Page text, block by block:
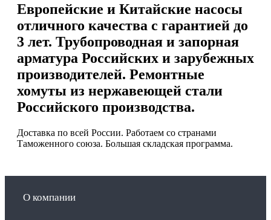
Европейские и Китайские насосы
отличного качества с гарантией до
3 лет. Трубопроводная и запорная
арматура Российских и зарубежных
производителей. Ремонтные
хомуты из нержавеющей стали
Российского производства.
Доставка по всей России. Работаем со странами
Таможенного союза. Большая складская программа.
О компании